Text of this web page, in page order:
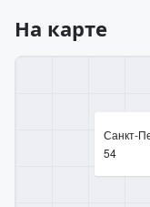
На карте
Санкт-
54